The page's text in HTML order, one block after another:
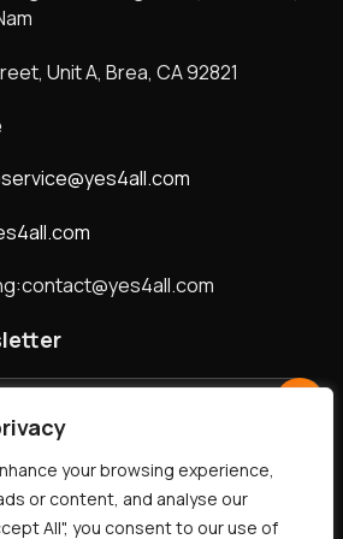
your browsing experience,
or content, and analyse our
All", you consent to our use of
Unit A, Brea, CA 92821
contact@yes4all.com